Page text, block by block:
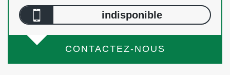
indisponible
CONTACTEZ-NOUS